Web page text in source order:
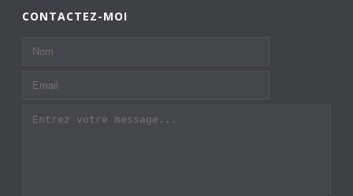
CONTACTEZ-MOI